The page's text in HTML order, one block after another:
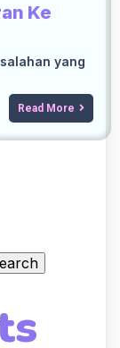
Ke
yang
Read More